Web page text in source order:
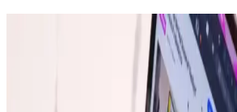
Eyfel Efs-2500 Güç Kaynağı:
Kullanıcı Değerlendirmeleri
Eyfel Efs-2500, 250W güç çıkışıyla temel
uygun, fanlı soğutmalı ve dayanıklılık